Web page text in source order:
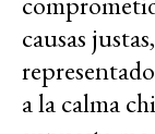
causas
a la calma